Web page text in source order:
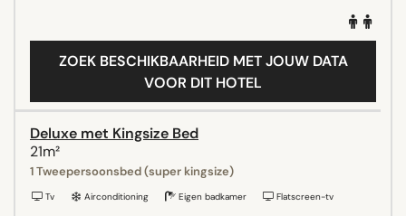
ZOEK BESCHIKBAARHEID MET JOUW DATA
VOOR DIT HOTEL
Deluxe met Kingsize Bed
21m²
1 Tweepersoonsbed (super kingsize)
Tv Airconditioning Eigen badkamer Flatscreen-tv